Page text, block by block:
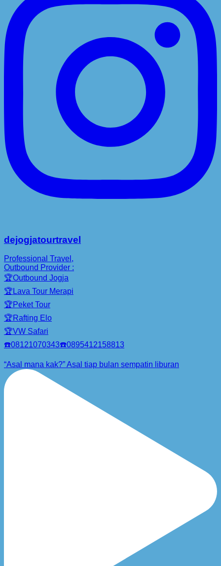
dejogjatourtravel
Professional Travel,
Outbound Provider :
🏆Outbound Jogja
🏆Lava Tour Merapi
🏆Peket Tour
🏆Rafting Elo
🏆VW Safari
☎️08121070343☎️0895412158813
“Asal mana kak?” Asal tiap bulan sempatin liburan